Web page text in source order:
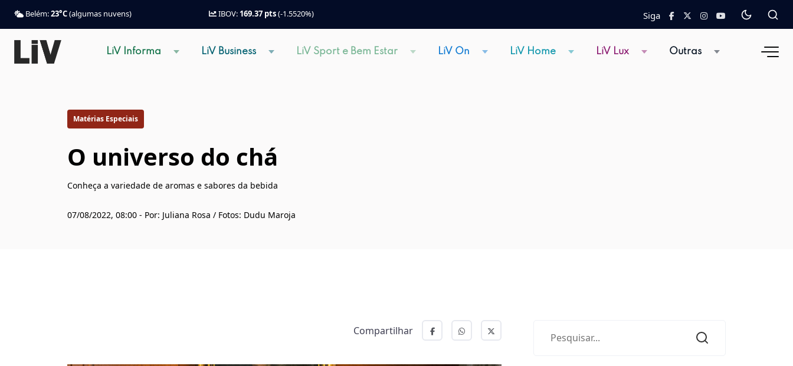
Belém:23°C(algumas nuvens) IBOV: 169.37 pts(-1.5520%) Siga
LiV Informa LiV Business LiV Sport e Bem Estar LiV On LiV Home LiV Lux Outras
Matérias Especiais
O universo do chá
Conheça a variedade de aromas e sabores da bebida
07/08/2022, 08:00 - Por: Juliana Rosa / Fotos: Dudu Maroja
Compartilhar